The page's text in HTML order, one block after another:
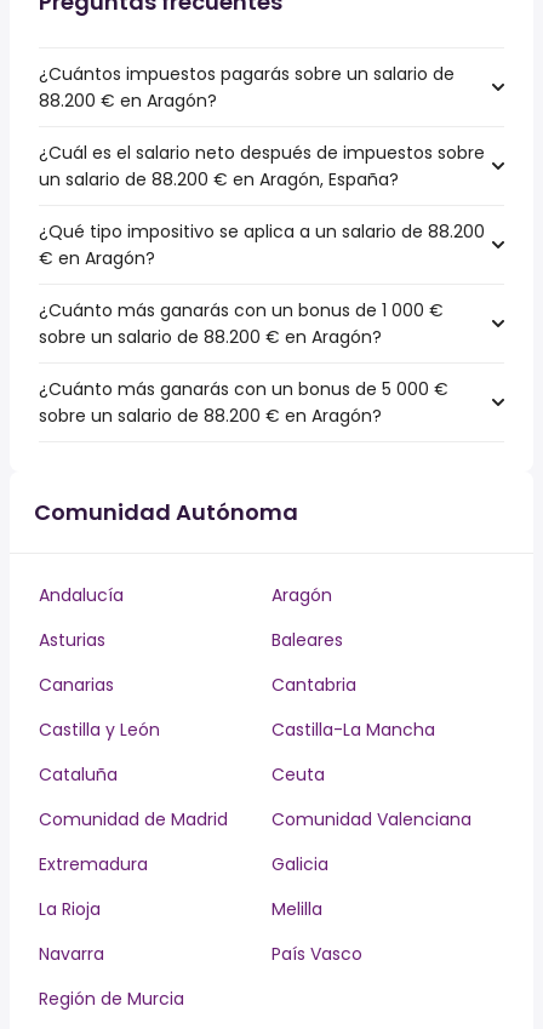
¿Cuántos impuestos pagarás sobre un salario de
88.200 € en Aragón?
¿Cuál es el salario neto después de impuestos sobre
un salario de 88.200 € en Aragón, España?
¿Qué tipo impositivo se aplica a un salario de 88.200
€ en Aragón?
¿Cuánto más ganarás con un bonus de 1 000 €
sobre un salario de 88.200 € en Aragón?
¿Cuánto más ganarás con un bonus de 5 000 €
sobre un salario de 88.200 € en Aragón?
Comunidad Autónoma
Andalucía
Aragón
Asturias
Baleares
Canarias
Cantabria
Castilla y León
Castilla-La Mancha
Cataluña
Ceuta
Comunidad de Madrid
Comunidad Valenciana
Extremadura
Galicia
La Rioja
Melilla
Navarra
País Vasco
Región de Murcia